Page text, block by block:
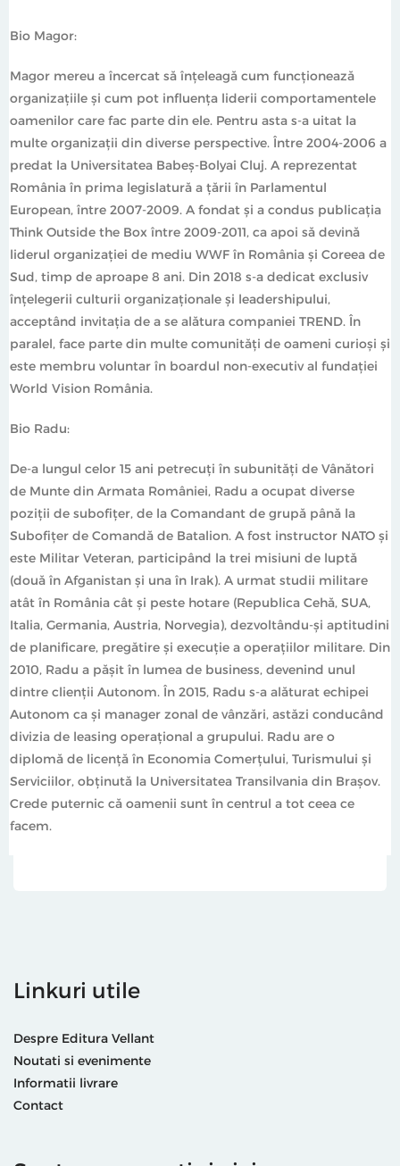
Bio Magor:
Magor mereu a încercat să înțeleagă cum funcționează
organizațiile și cum pot influența liderii comportamentele
oamenilor care fac parte din ele. Pentru asta s-a uitat la
multe organizații din diverse perspective. Între 2004-2006 a
predat la Universitatea Babeș-Bolyai Cluj. A reprezentat
România în prima legislatură a țării în Parlamentul
European, între 2007-2009. A fondat și a condus publicația
Think Outside the Box între 2009-2011, ca apoi să devină
liderul organizației de mediu WWF în România și Coreea de
Sud, timp de aproape 8 ani. Din 2018 s-a dedicat exclusiv
înțelegerii culturii organizaționale și leadershipului,
acceptând invitația de a se alătura companiei TREND. În
paralel, face parte din multe comunități de oameni curioși și
este membru voluntar în boardul non-executiv al fundației
World Vision România.
Bio Radu:
De-a lungul celor 15 ani petrecuți în subunități de Vânători
de Munte din Armata României, Radu a ocupat diverse
poziții de subofițer, de la Comandant de grupă până la
Subofițer de Comandă de Batalion. A fost instructor NATO și
este Militar Veteran, participând la trei misiuni de luptă
(două în Afganistan și una în Irak). A urmat studii militare
atât în România cât și peste hotare (Republica Cehă, SUA,
Italia, Germania, Austria, Norvegia), dezvoltându-și aptitudini
de planificare, pregătire și execuție a operațiilor militare. Din
2010, Radu a pășit în lumea de business, devenind unul
dintre clienții Autonom. În 2015, Radu s-a alăturat echipei
Autonom ca și manager zonal de vânzări, astăzi conducând
divizia de leasing operațional a grupului. Radu are o
diplomă de licență în Economia Comerțului, Turismului și
Serviciilor, obținută la Universitatea Transilvania din Brașov.
Crede puternic că oamenii sunt în centrul a tot ceea ce
facem.
Linkuri utile
Despre Editura Vellant
Noutati si evenimente
Informatii livrare
Contact